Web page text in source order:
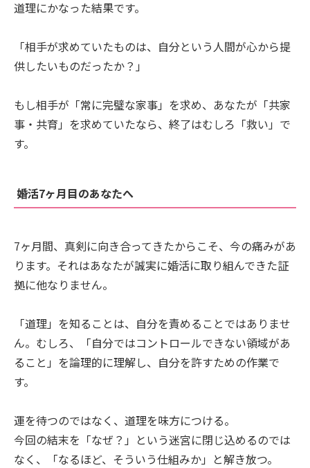
道理にかなった結果です。
「相手が求めていたものは、自分という人間が心から提
供したいものだったか？」
もし相手が「常に完璧な家事」を求め、あなたが「共家
事・共育」を求めていたなら、終了はむしろ「救い」で
す。
婚活7ヶ月目のあなたへ
7ヶ月間、真剣に向き合ってきたからこそ、今の痛みがあ
ります。それはあなたが誠実に婚活に取り組んできた証
拠に他なりません。
「道理」を知ることは、自分を責めることではありませ
ん。むしろ、「自分ではコントロールできない領域があ
ること」を論理的に理解し、自分を許すための作業で
す。
運を待つのではなく、道理を味方につける。
今回の結末を「なぜ？」という迷宮に閉じ込めるのでは
なく、「なるほど、そういう仕組みか」と解き放つ。